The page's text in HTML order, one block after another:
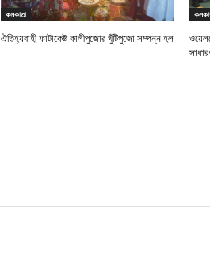
কলকাতা
ঐতিহ্যবাহী ফাটাকেষ্ট কালীপুজোর খুঁটিপুজো সম্পন্ন হল